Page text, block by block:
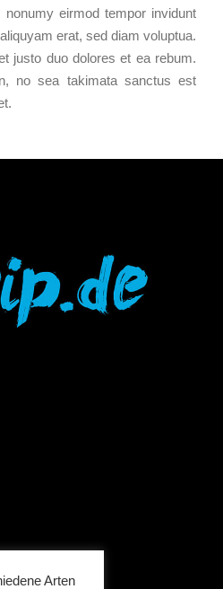
eirmod tempor invidunt
erat, sed diam voluptua.
justo duo dolores et ea rebum.
no sea takimata sanctus est
Arten